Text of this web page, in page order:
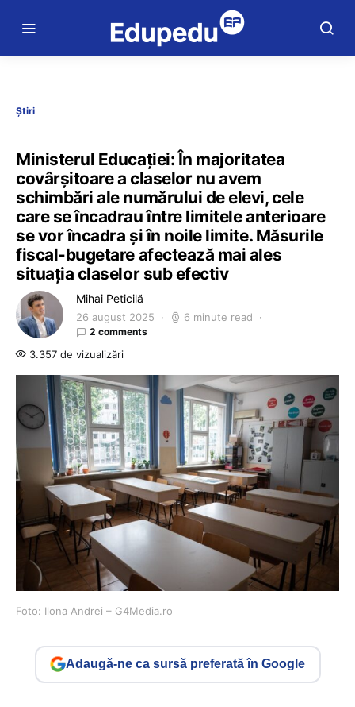
Știri
Ministerul Educației: În majoritatea
covârșitoare a claselor nu avem
schimbări ale numărului de elevi, cele
care se încadrau între limitele anterioare
se vor încadra și în noile limite. Măsurile
fiscal-bugetare afectează mai ales
situația claselor sub efectiv
Mihai Peticilă
26 august 2025 6 minute read
2 comments
3.357 de vizualizări
Foto: Ilona Andrei – G4Media.ro
Adaugă-ne ca sursă preferată în Google